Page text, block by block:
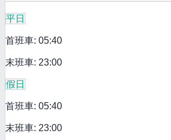
平日
首班車: 05:40
末班車: 23:00
假日
首班車: 05:40
末班車: 23:00